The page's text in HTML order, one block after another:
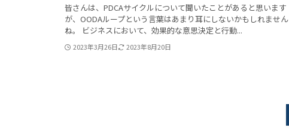
皆さんは、PDCAサイクルについて聞いたことがあると思います
が、OODAループという言葉はあまり耳にしないかもしれません
ね。 ビジネスにおいて、効果的な意思決定と行動...
2023年3月26日 2023年8月20日